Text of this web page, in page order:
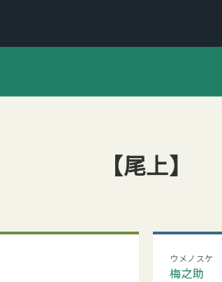
【尾上】
ウメノスケ
梅之助